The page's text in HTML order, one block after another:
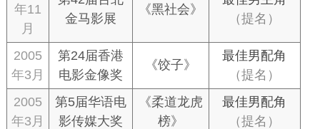
年11
月
金马影展
《黑社会》
（提名）
2005
年3月
第24届香港
电影金像奖
《饺子》
最佳男配角
（提名）
2005
年3月
第5届华语电
影传媒大奖
《柔道龙虎
榜》
最佳男配角
（提名）